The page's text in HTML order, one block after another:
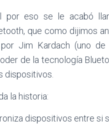
por eso se le acabó
que como dijimos
Jim Kardach (uno
de la tecnología
dispositivos.
la historia: